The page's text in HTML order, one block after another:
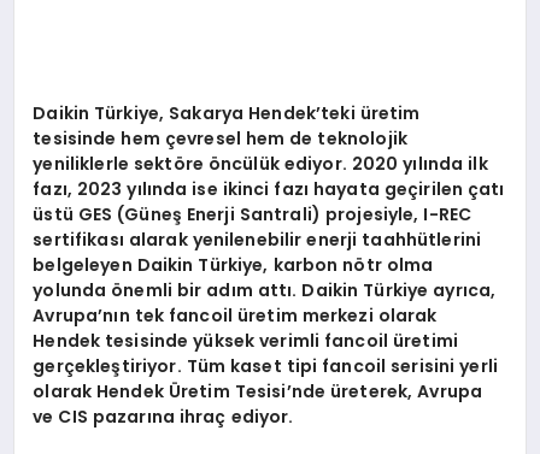
Daikin Türkiye, Sakarya Hendek’teki üretim
tesisinde hem çevresel hem de teknolojik
yeniliklerle sektöre öncülük ediyor. 2020 yılında ilk
fazı, 2023 yılında ise ikinci fazı hayata geçirilen çatı
üstü GES (Güneş Enerji Santrali) projesiyle, I-REC
sertifikası alarak yenilenebilir enerji taahhütlerini
belgeleyen Daikin Türkiye, karbon nötr olma
yolunda önemli bir adım attı. Daikin Türkiye ayrıca,
Avrupa’nın tek fancoil üretim merkezi olarak
Hendek tesisinde yüksek verimli fancoil üretimi
gerçekleştiriyor. Tüm kaset tipi fancoil serisini yerli
olarak Hendek Üretim Tesisi’nde üreterek,Avrupa
ve CIS pazarına ihraç ediyor.